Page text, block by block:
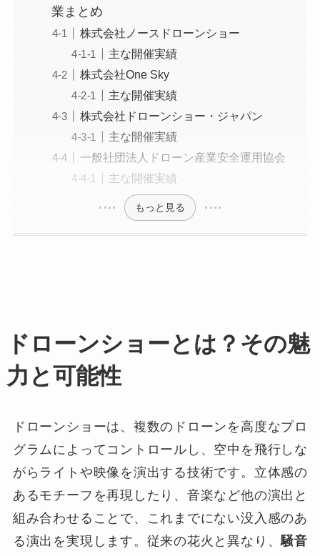
業まとめ
株式会社ノースドローンショー
主な開催実績
株式会社One Sky
主な開催実績
株式会社ドローンショー・ジャパン
主な開催実績
一般社団法人ドローン産業安全運用協会
主な開催実績
もっと見る
ドローンショーとは？その魅
力と可能性
ドローンショーは、複数のドローンを高度なプロ
グラムによってコントロールし、空中を飛行しな
がらライトや映像を演出する技術です。立体感の
あるモチーフを再現したり、音楽など他の演出と
組み合わせることで、これまでにない没入感のあ
る演出を実現します。従来の花火と異なり、騒音